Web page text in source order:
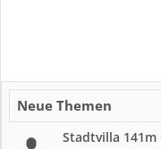
Neue Themen
Stadtvilla 141m